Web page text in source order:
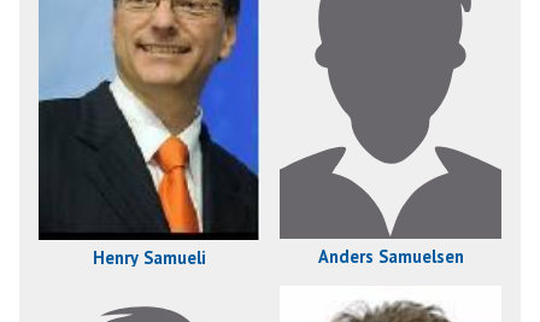
Henry Samueli Anders Samuelsen